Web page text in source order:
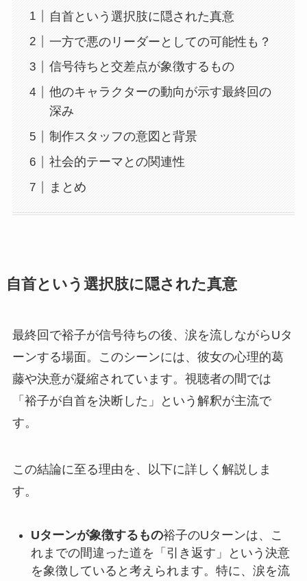
自首という選択肢に隠された真意
一方で悪のリーダーとしての可能性も？
信号待ちと交差点が象徴するもの
他のキャラクターの動向が示す最終回の
深み
制作スタッフの意図と背景
社会的テーマとの関連性
まとめ
自首という選択肢に隠された真意
最終回で裕子が信号待ちの後、涙を流しながらUタ
ーンする場面。このシーンには、彼女の心理的葛
藤や決意が凝縮されています。視聴者の間では
「裕子が自首を決断した」という解釈が主流で
す。
この結論に至る理由を、以下に詳しく解説しま
す。
Uターンが象徴するもの裕子のUターンは、こ
れまでの間違った道を「引き返す」という決意
を象徴していると考えられます。特に、涙を流